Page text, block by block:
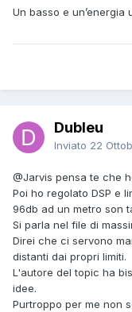
Un basso e un’energia
Dubleu
Inviato 22
@Jarvis pensa te che
Poi ho regolato DSP e
96db ad un metro son
Si parla nel file di
Direi che ci servono
distanti dai propri limiti.
L'autore del topic ha
idee.
Purtroppo per me non